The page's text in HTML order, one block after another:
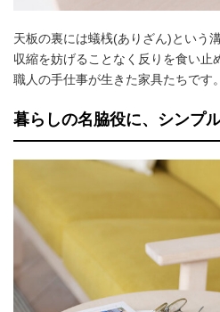
天板の裏には蟻桟(ありざん)という
収縮を妨げることなく反りを食い止
職人の手仕事が生きた家具たちです。
暮らしの名脇役に、シンプ